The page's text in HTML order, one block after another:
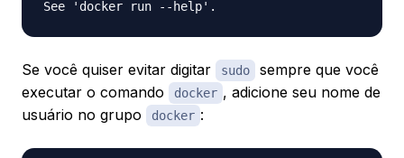
Se você quiser evitar digitar sudo
sempre que você
executar o comando
docker , adicione seu nome de
usuário no grupo
docker :